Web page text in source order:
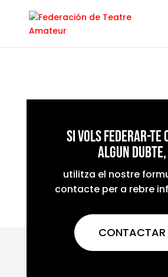
Si vols federar-te
algun dubte,
utilitza el nostre
contacte per a rebre
CONTACTAR